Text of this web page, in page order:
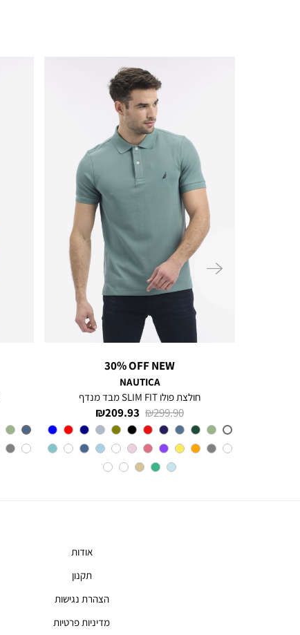
ימינה
30% OFF NEW
NAUTICA
חולצת פולו SLIM FIT מבד מנדף
מחיר
מוצר
209.93 ₪
מחיר
רגיל
299.90 ₪
צבע
A6M
אודות
תקנון
הצהרת נגישות
מדיניות פרטיות